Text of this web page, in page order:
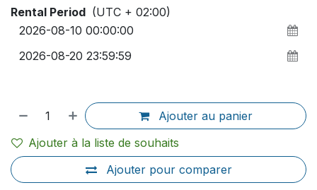
Rental Period (UTC + 02:00)
Ajouter au panier
Ajouter pour comparer
Ajouter à la liste de souhaits